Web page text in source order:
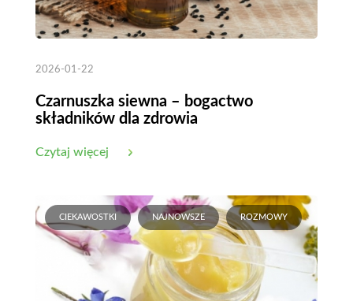
2026-01-22
Czarnuszka siewna – bogactwo
składników dla zdrowia
Czytaj więcej
CIEKAWOSTKI NAJNOWSZE ROZMOWY